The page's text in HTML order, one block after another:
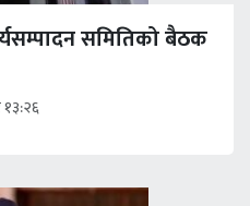
समितिको बैठक
१३:२६